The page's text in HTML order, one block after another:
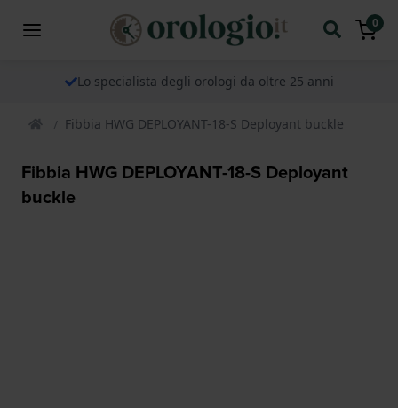
0
Lo specialista degli orologi da oltre 25 anni
Fibbia HWG DEPLOYANT-18-S Deployant buckle
Fibbia HWG DEPLOYANT-18-S Deployant
buckle